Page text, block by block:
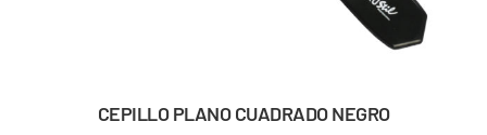
CEPILLO PLANO CUADRADO NEGRO